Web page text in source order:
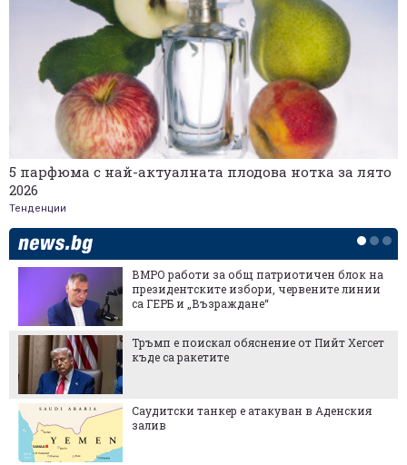
5 парфюма с най-актуалната плодова нотка за лято
2026
Тенденции
ВМРО работи за общ патриотичен блок на
президентските избори, червените линии
са ГЕРБ и „Възраждане“
Тръмп е поискал обяснение от Пийт Хегсет
къде са ракетите
Саудитски танкер е атакуван в Аденския
залив